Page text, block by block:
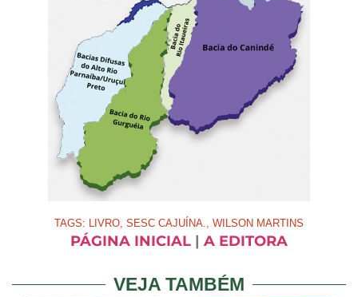
TAGS: LIVRO SESC CAJUÍNA. WILSON MARTINS
PÁGINA INICIAL | A EDITORA
VEJA TAMBÉM